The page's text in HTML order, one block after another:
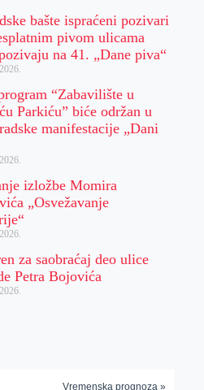
bašte ispraćeni pozivari
pivom ulicama
na 41. „Dane piva“
“Zabavilište u
Parkiću” biće održan u
manifestacije „Dani
izložbe Momira
„Osvežavanje
za saobraćaj deo ulice
Petra Bojovića